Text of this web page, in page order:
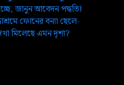
জানুন আবেদন পদ্ধতি!
ফোনের বন্যা ছেলে-
মিলেছে এমন দৃশ্য?